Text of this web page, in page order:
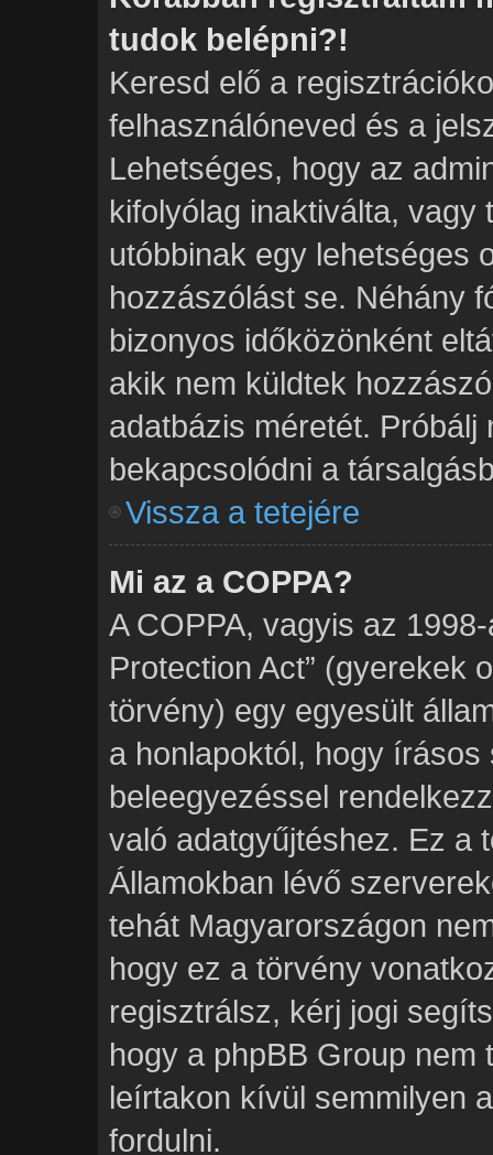
tudok belépni?!
Keresd elő a
felhasználóneved és a
Lehetséges, hogy az
kifolyólag inaktiválta,
utóbbinak egy lehetséges
hozzászólást se. Néhány
bizonyos időközönként
akik nem küldtek
adatbázis méretét. Próbálj
bekapcsolódni a
Vissza a tetejére
Mi az a COPPA?
A COPPA, vagyis az
Protection Act” (gyerekek
törvény) egy egyesült
a honlapoktól, hogy
beleegyezéssel
való adatgyűjtéshez. Ez a
Államokban lévő
tehát Magyarországon
hogy ez a törvény
regisztrálsz, kérj jogi
hogy a phpBB Group nem
leírtakon kívül semmilyen
fordulni.